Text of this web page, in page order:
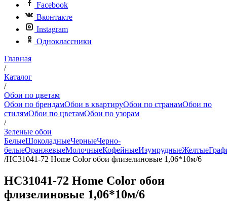
Facebook
Вконтакте
Instagram
Одноклассники
Главная
/
Каталог
/
Обои по цветам
Обои по брендамОбои в квартируОбои по странамОбои по
стилямОбои по цветамОбои по узорам
/
Зеленые обои
БелыеШоколадныеЧерныеЧерно-
белыеОранжевыеМолочныеКофейныеИзумрудныеЖелтые
/HC31041-72 Home Color обои флизелиновые 1,06*10м/6
HC31041-72 Home Color обои
флизелиновые 1,06*10м/6